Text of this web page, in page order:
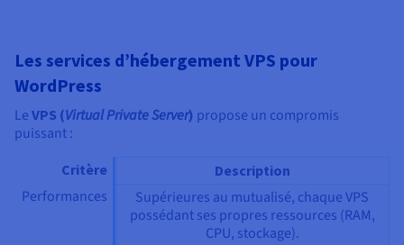
Les services d’hébergement VPS pour
WordPress
Le VPS (Virtual Private Server) propose un compromis
puissant :
Critère Description
Performances
Supérieures au mutualisé, chaque VPS
possédant ses propres ressources (RAM,
CPU, stockage).